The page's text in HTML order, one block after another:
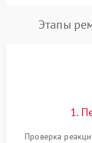
Этапы
1.
Проверка